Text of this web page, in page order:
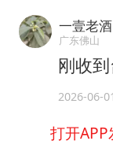
一壹老酒
广东佛山
刚收
2026-06-01
打开APP